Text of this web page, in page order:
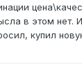
совместимы ли
в этом нет.
купил